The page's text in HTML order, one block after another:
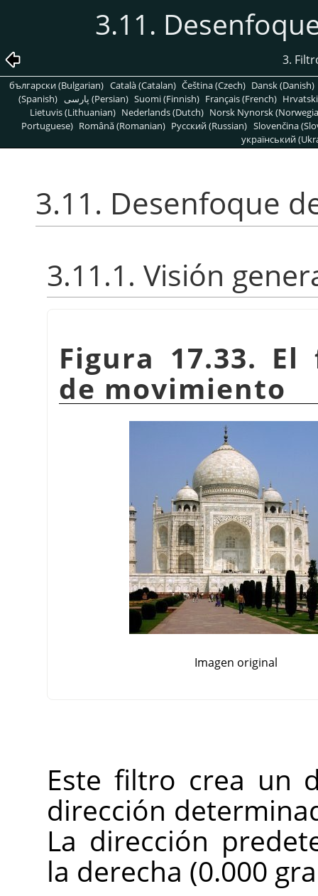
3.11.
3.
български (Bulgarian) Català (Catalan) Čeština (Czech) Dansk (Danish)
(Spanish)
پارسی (Persian) Suomi (Finnish) Français (French)
Lietuvis (Lithuanian) Nederlands (Dutch) Norsk Nynorsk
Portuguese) Română (Romanian) Pусский (Russian) Slovenčina
український
3.11. Desenfoque
3.11.1. Visión
Figura 17.33.
de movimiento
Imagen original
Este filtro crea un
dirección
La dirección
la derecha (0.000